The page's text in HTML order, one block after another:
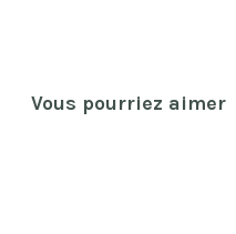
Vous pourriez aimer